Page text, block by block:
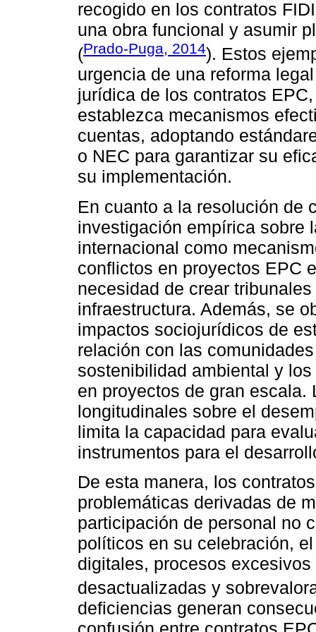
recogido en los contratos
una obra funcional y asumir
(Prado-Puga, 2014). Estos
urgencia de una reforma
jurídica de los contratos
establezca mecanismos
cuentas, adoptando
o NEC para garantizar su
su implementación.
En cuanto a la resolución de
investigación empírica sobre
internacional como
conflictos en proyectos EPC
necesidad de crear
infraestructura. Además, se
impactos sociojurídicos de
relación con las
sostenibilidad ambiental y
en proyectos de gran escala.
longitudinales sobre el
limita la capacidad para
instrumentos para el
De esta manera, los
problemáticas derivadas de
participación de personal no
políticos en su celebración,
digitales, procesos
desactualizadas y
deficiencias generan